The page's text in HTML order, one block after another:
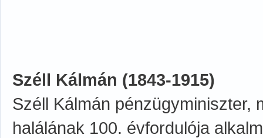
Széll Kálmán (1843-1915)
Széll Kálmán pénzügyminiszter,
halálának 100. évfordulója